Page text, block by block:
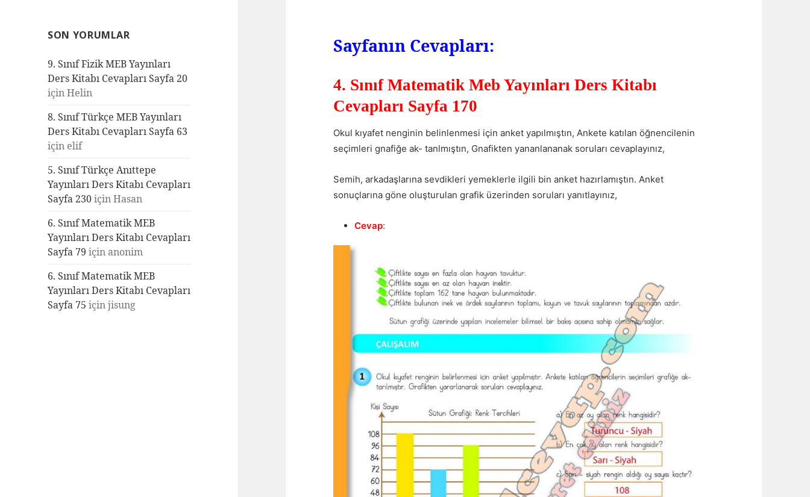
SON YORUMLAR
9. Sınıf Fizik MEB Yayınları
Ders Kitabı Cevapları Sayfa 20
içinHelin
8. Sınıf Türkçe MEB Yayınları
Ders Kitabı Cevapları Sayfa 63
için elif
5. Sınıf Türkçe Anıttepe
Yayınları Ders Kitabı Cevapları
Sayfa 230içinHasan
6. Sınıf Matematik MEB
Yayınları Ders Kitabı Cevapları
Sayfa 79 için anonim
6. Sınıf Matematik MEB
Yayınları Ders Kitabı Cevapları
Sayfa 75 içinjisung
Sayfanın Cevapları:
4. Sınıf Matematik Meb Yayınları Ders Kitabı
Cevapları Sayfa 170
Okul kıyafet nenginin belinlenmesi için anket yapılmıştın, Ankete katılan öğnencilenin
seçimleri gnafiğe ak- tanlmıştın, Gnafikten yananlananak soruları cevaplayınız,
Semih, arkadaşlarına sevdikleri yemeklerle ilgili bin anket hazırlamıştın. Anket
sonuçlarına göne oluşturulan grafik üzerinden soruları yanıtlayınız,
Cevap: